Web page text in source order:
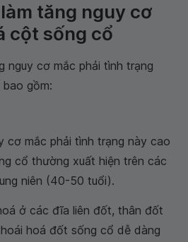
tăng nguy cơ
cột sống cổ
nguy cơ mắc phải tình trạng
gồm:
cơ mắc phải tình trạng này cao
cổ thường xuất hiện trên các
niên (40-50 tuổi).
ở các đĩa liên đốt, thân đốt
hoá đốt sống cổ dễ dàng